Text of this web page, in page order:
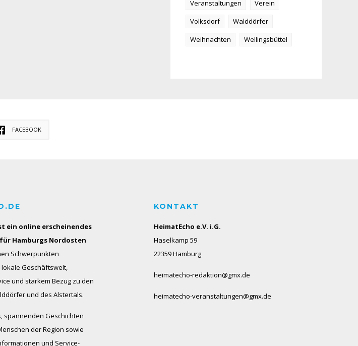
Veranstaltungen
Verein
Volksdorf
Walddörfer
Weihnachten
Wellingsbüttel
FACEBOOK
ein online erscheinendes
Hamburgs Nordosten
Schwerpunkten
Geschäftswelt,
und starkem Bezug zu den
und des Alstertals.
spannenden Geschichten
der Region sowie
und Service-
KONTAKT
HeimatEcho e.V. i.G.
Haselkamp 59
22359 Hamburg
heimatecho-redaktion@gmx.de
heimatecho-veranstaltungen@gmx.de